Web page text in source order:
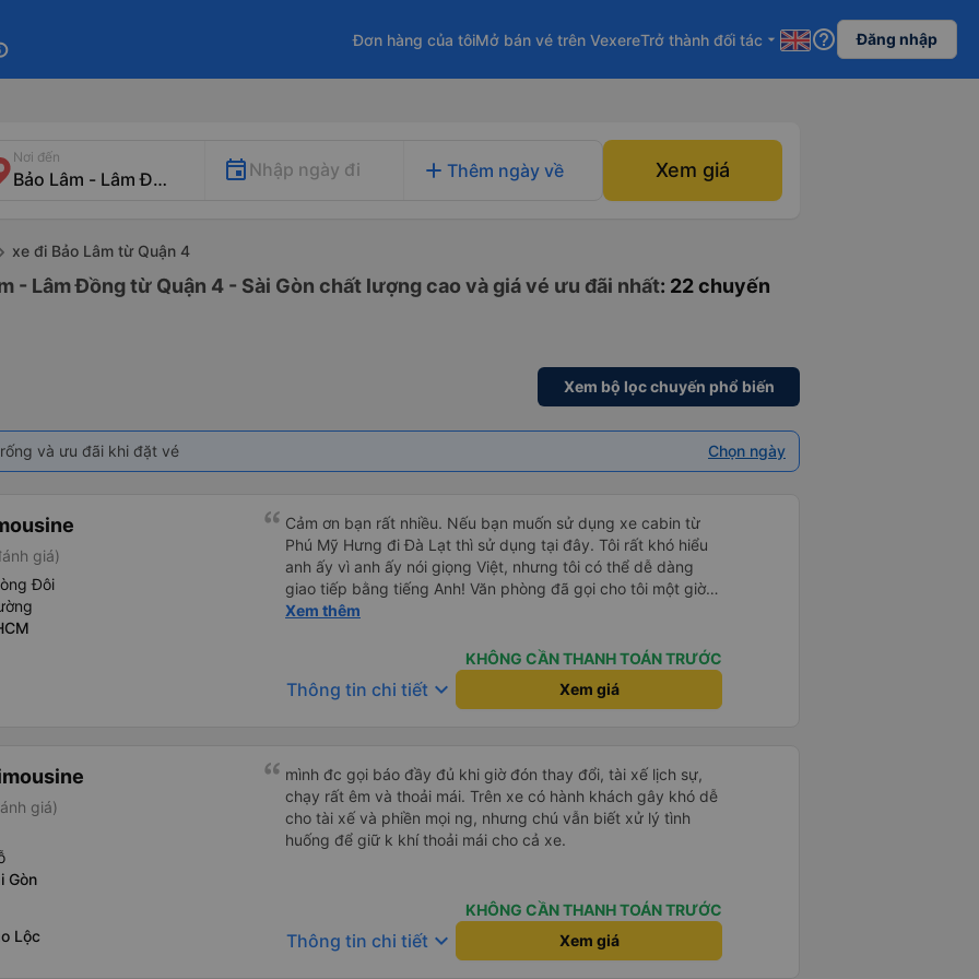
Đơn hàng của tôiMở bán vé trên VexereTrở thành đối tác arrow_drop_down help_outline Đăng nhập
Nơi đến
Nhập ngày đi add Thêm ngày về Xem giá
xe đi Bảo Lâm từ Quận 4
- Lâm Đồng từ Quận 4 - Sài Gòn chất lượng cao và giá vé ưu đãi nhất: 22 chuyến
Xem bộ lọc chuyến phổ biến
và ưu đãi khi đặt vé Chọn ngày
giá)
Đôi
Cảm ơn bạn rất nhiều. Nếu bạn muốn sử dụng xe cabin từ
Phú Mỹ Hưng đi Đà Lạt thì sử dụng tại đây. Tôi rất khó hiểu
anh ấy vì anh ấy nói giọng Việt, nhưng tôi có thể dễ dàng
giao tiếp bằng tiếng Anh! Văn phòng đã gọi cho tôi một giờ
trước khi lên xe, và mặc dù tôi phải chuyển chỗ nhiều lần vì
bạn đi xe đưa đón (van) ở cổng chính sẽ đưa bạn đến điểm
hẹn. Vì bạn đang ở trên xe nên hãy cắt vé trước và đưa cho
họ, dù tài xế hoặc người soát vé không nói được tiếng Anh
động, tài xế đưa đón cũng sẽ vui lòng thông báo bằng cử
chỉ nên chỉ cần hiển thị địa chỉ khách sạn là được. Tôi thực
sự đánh giá cao mọi thứ. Nếu đi Đà Lạt từ Phú Mỹ Hưng bạn
chỉ cần đặt xe khách ở đây. Nhân viên văn phòng có thể nói
được một chút tiếng Anh. Và họ đã gọi cho tôi trước 1 giờ để
tâm. Chỉ vài phút sau, tôi đã có thể bắt xe buýt đi Đà Lạt.
Viên chức mang vé đến và giúp đỡ mọi việc. Họ thật tử tế,
thân thiện. Tài xế xe buýt và tài xế phụ (?) không thể nói
Xem thêm
KHÔNG CẦN THANH TOÁN TRƯỚC
Thông tin chi tiết keyboard_arrow_down Xem giá
giá)
Gòn
Lộc
mình đc gọi báo đầy đủ khi giờ đón thay đổi, tài xế lịch sự,
chạy rất êm và thoải mái. Trên xe có hành khách gây khó dễ
cho tài xế và phiền mọi ng, nhưng chú vẫn biết xử lý tình
huống để giữ k khí thoải mái cho cả xe.
KHÔNG CẦN THANH TOÁN TRƯỚC
Thông tin chi tiết keyboard_arrow_down Xem giá